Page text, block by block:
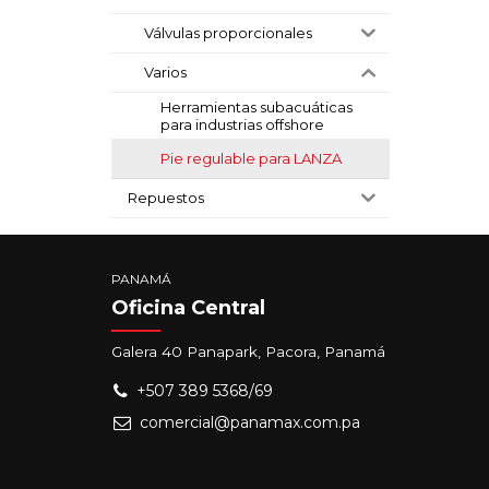
Válvulas proporcionales
Varios
Herramientas subacuáticas
para industrias offshore
Pie regulable para LANZA
Repuestos
PANAMÁ
Oficina Central
Galera 40 Panapark, Pacora, Panamá
+507 389 5368/69
comercial@panamax.com.pa